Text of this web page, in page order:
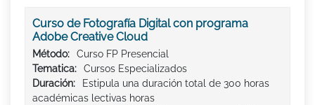
Curso de Fotografía Digital con programa
Adobe Creative Cloud
Método:
Curso FP Presencial
Tematica:
Cursos Especializados
Duración:
Estipula una duración total de 300 horas
académicas lectivas horas